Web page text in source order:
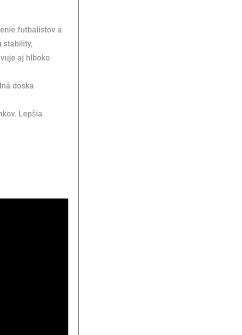
futbalistov a
stability,
aj hlboko
doska
Lepšia